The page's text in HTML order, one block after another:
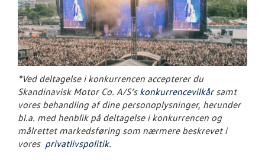
*Ved deltagelse i konkurrencen accepterer du
Skandinavisk Motor Co. A/S’s konkurrencevilkårsamt
vores behandling af dine personoplysninger, herunder
bl.a. med henblik på deltagelse i konkurrencen og
målrettet markedsføring som nærmere beskrevet i
vores privatlivspolitik.